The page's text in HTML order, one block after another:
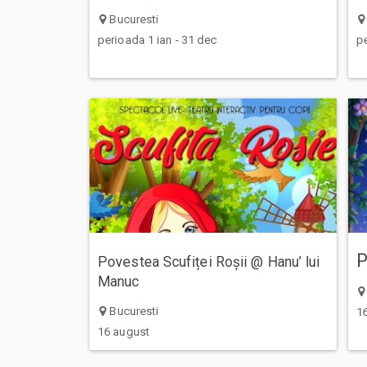
Bucuresti
perioada 1 ian - 31 dec
Povestea Scufiței Roșii @ Hanu’ lui
Manuc
Bucuresti
16 august